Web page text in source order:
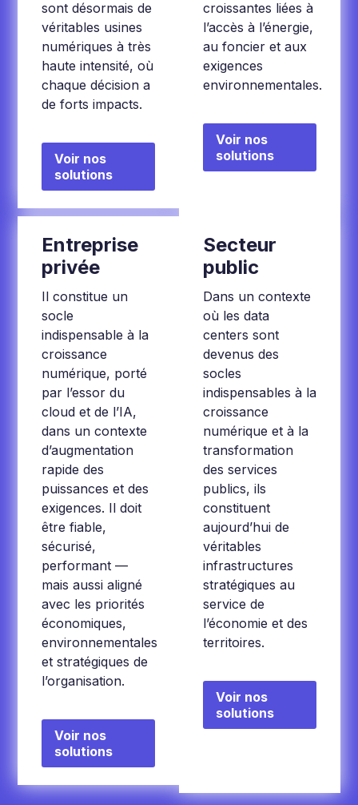
sont désormais de
véritables usines
numériques à très
haute intensité, où
chaque décision a
de forts impacts.
Voir nos
solutions
croissantes liées à
l’accès à l’énergie,
au foncier et aux
exigences
environnementales.
Voir nos
solutions
Entreprise
privée
Il constitue un
socle
indispensable à la
croissance
numérique, porté
par l’essor du
cloud et de l’IA,
dans un contexte
d’augmentation
rapide des
puissances et des
exigences. Il doit
être fiable,
sécurisé,
performant —
mais aussi aligné
avec les priorités
économiques,
environnementales
et stratégiques de
l’organisation.
Voir nos
solutions
Secteur
public
Dans un contexte
où les data
centers sont
devenus des
socles
indispensables à la
croissance
numérique et à la
transformation
des services
publics, ils
constituent
aujourd’hui de
véritables
infrastructures
stratégiques au
service de
l’économie et des
territoires.
Voir nos
solutions